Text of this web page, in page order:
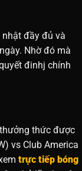
đầy đủ và
Nhờ đó mà
đinhj chính
thức được
vs Club America
trực tiếp bóng